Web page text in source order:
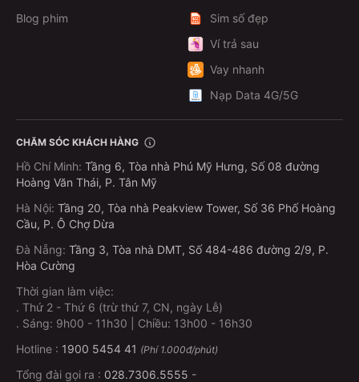
Blog phim
Sim số đẹp
Ví trả sau
Vay nhanh
Nạp Data 4G/5G
CHĂM SÓC KHÁCH HÀNG
Hồ Chí Minh: Tầng 6, Tòa nhà Phú Mỹ Hưng, Số 08 đường
Hoàng Văn Thái, P. Tân Mỹ
Hà Nội: Tầng 20, Tòa nhà Peakview Tower, Số 36 Phố Hoàng
Cầu, P. Ô Chợ Dừa
Đà Nẵng: Tầng 3, Tòa nhà DMT, Số 484-486 đường 2/9, P.
Hòa Cường
Thời gian làm việc:
. Thứ 2 - Thứ 6 (trừ thứ 7, CN, ngày Lễ)
. Sáng: 9h00 - 11h30 | Chiều: 13h00 - 16h30
Hotline : 1900 5454 41 (Phí 1.000đ/phút)
Tổng đài gọi ra : 028.7306.5555 -